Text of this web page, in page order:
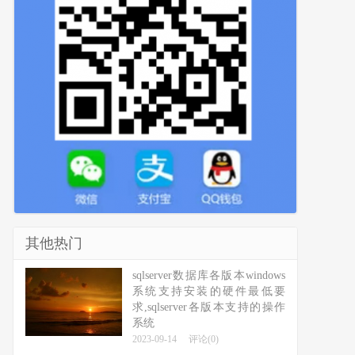
其他热门
sqlserver数据库各版本windows
系统支持安装的硬件最低要
求,sqlserver各版本支持的操作
系统
2023-09-14 评论(0)